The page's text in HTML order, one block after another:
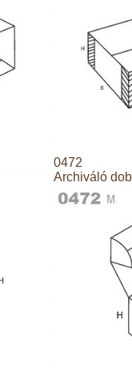
0472
Archiváló